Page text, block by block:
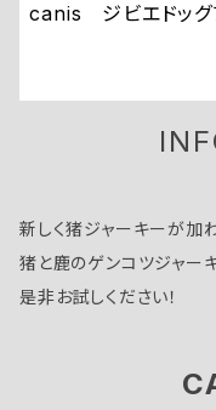
canis ジビエドッグ
新しく猪ジャーキーが加
猪と鹿のゲンコツジャー
是非お試しください！